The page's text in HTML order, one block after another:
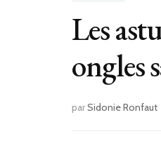
Les
ongles
parSidonie Ronfaut